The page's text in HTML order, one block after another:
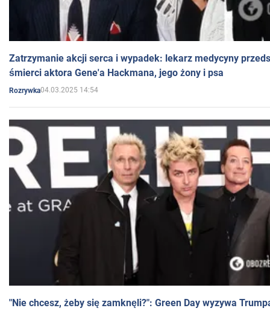
Zatrzymanie akcji serca i wypadek: lekarz medycyny
śmierci aktora Gene'a Hackmana, jego żony i psa
Rozrywka04.03.2025 14:54
"Nie chcesz, żeby się zamknęli?": Green Day wyzywa